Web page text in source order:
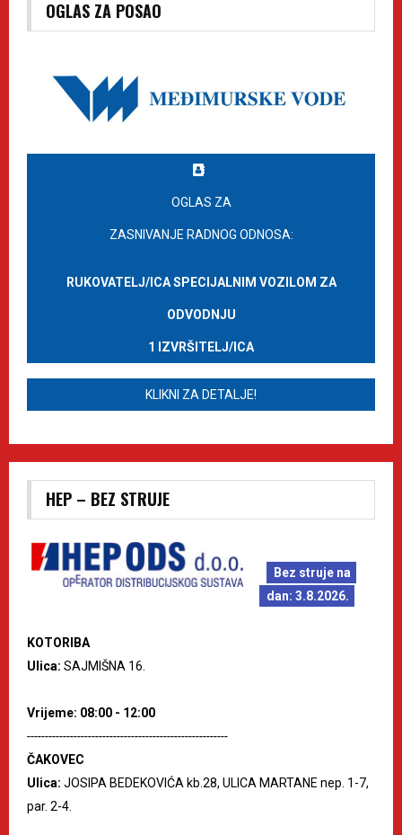
OGLAS ZA POSAO
OGLAS ZA
ZASNIVANJE RADNOG ODNOSA:
RUKOVATELJ/ICA SPECIJALNIM VOZILOM ZA
ODVODNJU
1 IZVRŠITELJ/ICA
KLIKNI ZA DETALJE!
HEP – BEZ STRUJE
Bez struje na
dan: 3.8.2026.
KOTORIBA
Ulica: SAJMIŠNA 16.
Vrijeme: 08:00 - 12:00
--------------------------------------------------------
ČAKOVEC
Ulica: JOSIPA BEDEKOVIĆA kb.28, ULICA MARTANE nep. 1-7,
par. 2-4.